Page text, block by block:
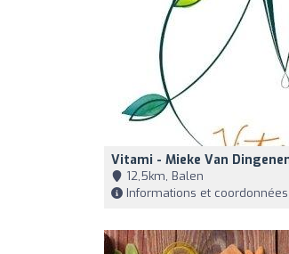
Vitami - Mieke Van
12,5km, Balen
Informations et coordonnées